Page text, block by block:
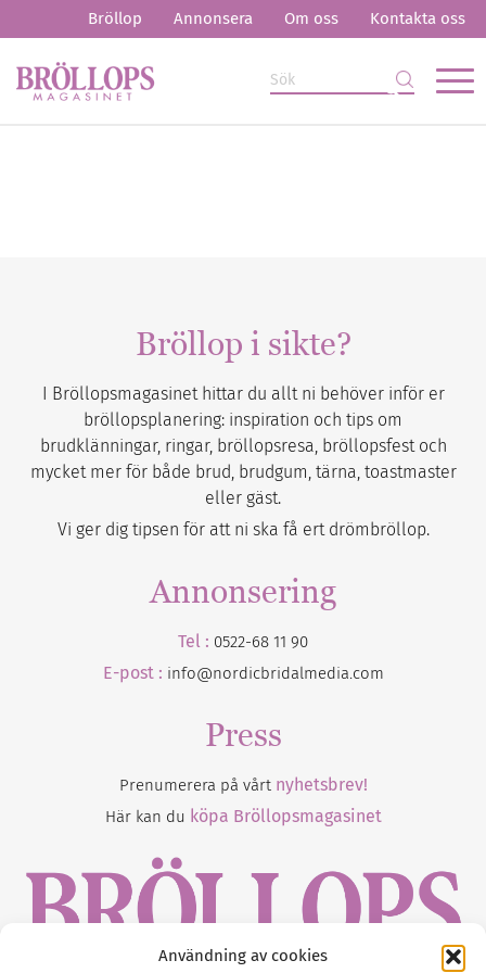
Användning av cookies
Bröllop Annonsera Om oss Kontakta oss
Bröllop i sikte?
I Bröllopsmagasinet hittar du allt ni behöver inför er
bröllopsplanering: inspiration och tips om
brudklänningar, ringar, bröllopsresa, bröllopsfest och
mycket mer för både brud, brudgum, tärna, toastmaster
eller gäst.
Vi ger dig tipsen för att ni ska få ert drömbröllop.
Annonsering
Tel : 0522-68 11 90
E-post : info@nordicbridalmedia.com
Press
Prenumerera på vårt nyhetsbrev!
Här kan du köpa Bröllopsmagasinet